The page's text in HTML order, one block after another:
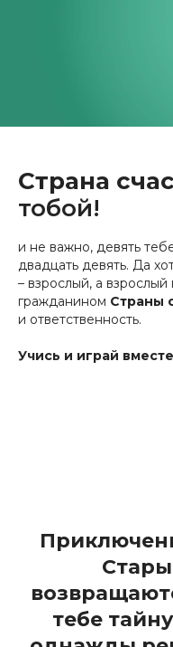
Страна
тобой!
и не важно, девять
двадцать девять. Да
– взрослый, а
гражданином Страны
и ответственность.
Учись и играй
тебе